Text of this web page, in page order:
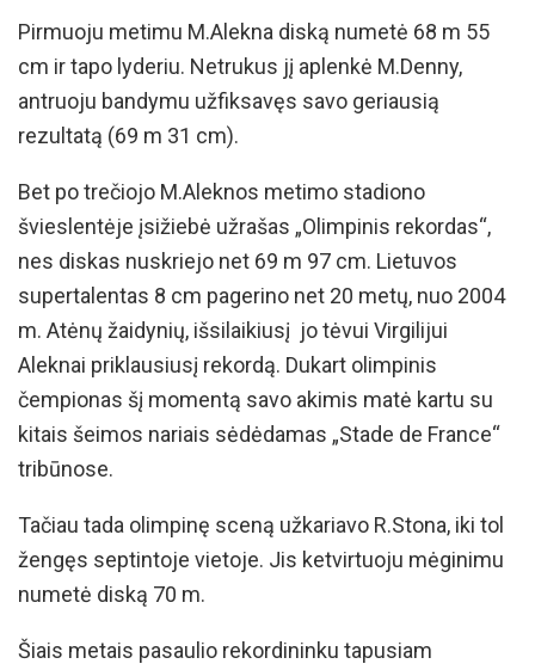
Pirmuoju metimu M.Alekna diską numetė 68 m 55
cm ir tapo lyderiu. Netrukus jį aplenkė M.Denny,
antruoju bandymu užfiksavęs savo geriausią
rezultatą (69 m 31 cm).
Bet po trečiojo M.Aleknos metimo stadiono
švieslentėje įsižiebė užrašas „Olimpinis rekordas“,
nes diskas nuskriejo net 69 m 97 cm. Lietuvos
supertalentas 8 cm pagerino net 20 metų, nuo 2004
m. Atėnų žaidynių, išsilaikiusį jo tėvui Virgilijui
Aleknai priklausiusį rekordą. Dukart olimpinis
čempionas šį momentą savo akimis matė kartu su
kitais šeimos nariais sėdėdamas „Stade de France“
tribūnose.
Tačiau tada olimpinę sceną užkariavo R.Stona, iki tol
žengęs septintoje vietoje. Jis ketvirtuoju mėginimu
numetė diską 70 m.
Šiais metais pasaulio rekordininku tapusiam